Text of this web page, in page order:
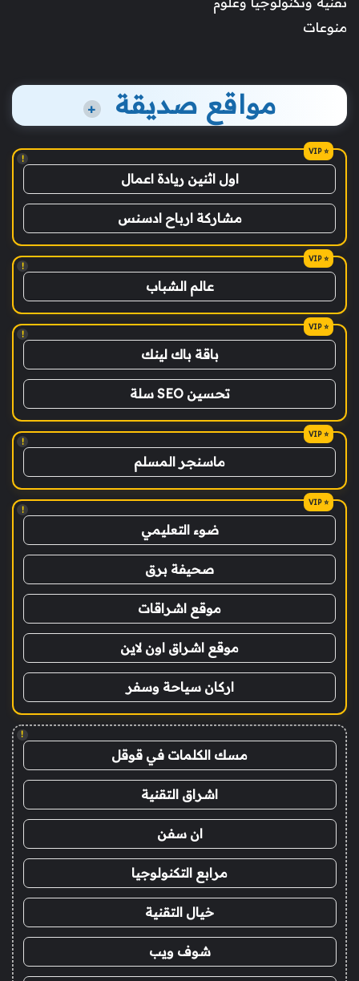
منوعات
مواقع صديقة +
!
اول اثنين ريادة اعمال
مشاركة ارباح ادسنس
!
عالم الشباب
!
باقة باك لينك
تحسين SEO سلة
!
ماسنجر المسلم
!
ضوء التعليمي
صحيفة برق
موقع اشراقات
موقع اشراق اون لاين
اركان سياحة وسفر
!
مسك الكلمات في قوقل
اشراق التقنية
ان سفن
مرابع التكنولوجيا
خيال التقنية
شوف ويب